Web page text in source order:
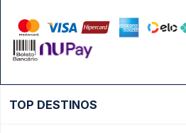
TOP DESTINOS